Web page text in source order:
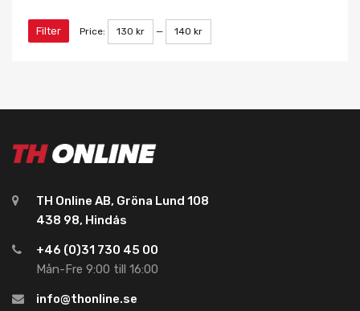
Filter Price: 130 kr — 140 kr
TH Online AB, Gröna Lund 108
438 98, Hindås
+46 (0)31 730 45 00
Mån-Fre 9:00 till 16:00
info@thonline.se